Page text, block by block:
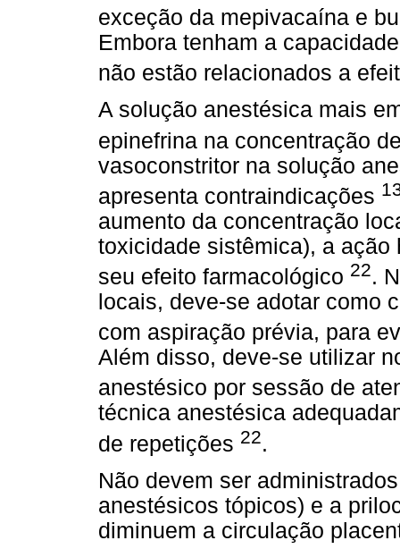
exceção da mepivacaína e
Embora tenham a
não estão relacionados a
A solução anestésica mais
epinefrina na concentração
vasoconstritor na solução
apresenta contraindicações
aumento da concentração
toxicidade sistêmica), a
seu efeito farmacológico 22.
locais, deve-se adotar como
com aspiração prévia, para
Além disso, deve-se utilizar
anestésico por sessão de
técnica anestésica
de repetições 22.
Não devem ser
anestésicos tópicos) e a
diminuem a circulação